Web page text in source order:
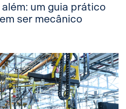
um guia prático
ser mecânico